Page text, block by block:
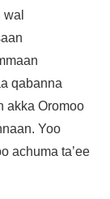
qabanna
akka Oromoo
Yoo
achuma ta’ee